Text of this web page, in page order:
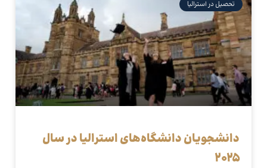
تحصیل در استرالیا
دانشجویان دانشگاه‌های استرالیا در سال
۲۰۲۵